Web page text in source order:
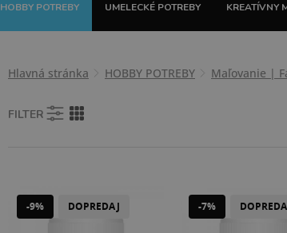
HOBBY POTREBY UMELECKÉ POTREBY KREATÍVNY
Hlavná stránka HOBBY POTREBY Maľovanie |
FILTER
-9% DOPREDAJ -7%